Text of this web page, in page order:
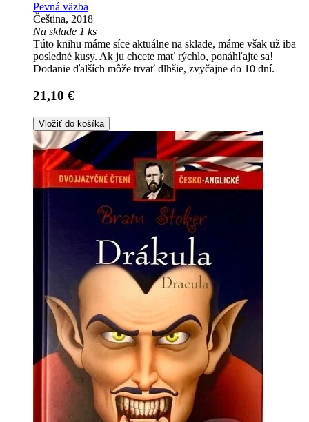
Pevná väzba
Čeština, 2018
Na sklade 1 ks
Túto knihu máme síce aktuálne na sklade, máme však už iba
posledné kusy. Ak ju chcete mať rýchlo, ponáhľajte sa!
Dodanie ďalších môže trvať dlhšie, zvyčajne do 10 dní.
21,10 €
Vložiť do košíka